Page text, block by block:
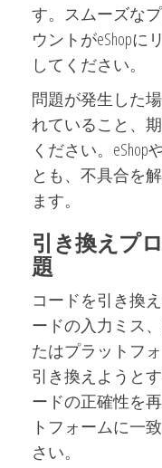
す。スムーズなプ
ウントがeShop
してください。
問題が発生した
れていること、
ください。
とも、不具合を
ます。
引き換えプ
題
コードを引き換
ードの入力ミス
たはプラットフ
引き換えようと
ードの正確性を
トフォームに一
さい。